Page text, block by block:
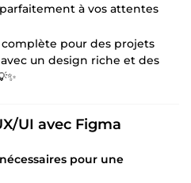
à vos attentes
pour des projets
un design riche et des
UI avec Figma
pour une